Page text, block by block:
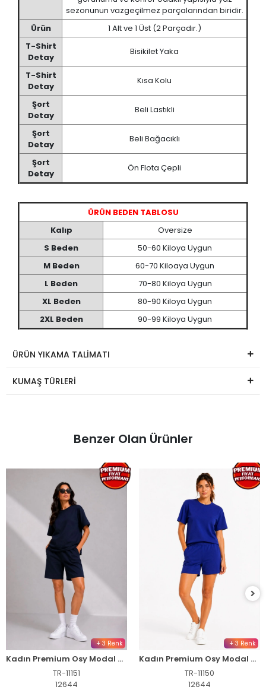
sezonunun vazgeçilmez parçalarından biridir.
Ürün
1 Alt ve 1 Üst (2 Parçadır.)
T-Shirt
Detay
Bisikilet Yaka
T-Shirt
Detay
Kısa Kolu
Şort
Detay
Beli Lastıkli
Şort
Detay
Beli Bağacıklı
Şort
Detay
Ön Flota Çepli
ÜRÜN BEDEN TABLOSU
Kalıp
Oversize
S Beden
50-60 Kiloya Uygun
M Beden
60-70 Kiloaya Uygun
L Beden
70-80 Kiloya Uygun
XL Beden
80-90 Kiloya Uygun
2XL Beden
90-99 Kiloya Uygun
ÜRÜN YIKAMA TALİMATI
KUMAŞ TÜRLERİ
Benzer Olan Ürünler
+ 3 Renk
Kadın Premium Osy Modal Yumuşak Dokulu Tişört Cepli Şort Alt Üst Takım - Siyah
TR-11151
12644
+ 3 Renk
Kadın Premium Osy Modal Yumuşak Dokulu Tişört Cepli Şort Alt Üst Takım - Lacivert
TR-11150
12644